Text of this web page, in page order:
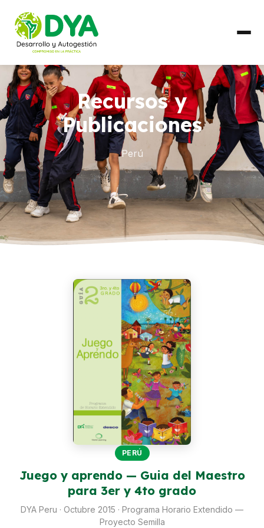
QUIÉNES SOMOS
Línea de Tiempo
Alianzas Regionales
QUÉ HACEMOS
Líneas de Trabajo
PAÍSES
Ecuador
Publicaciones
Transparencia
Recursos y
Publicaciones
Perú
PERÚ
Juego y aprendo — Guia del Maestro
para 3er y 4to grado
DYA Peru · Octubre 2015 · Programa Horario Extendido —
Proyecto Semilla